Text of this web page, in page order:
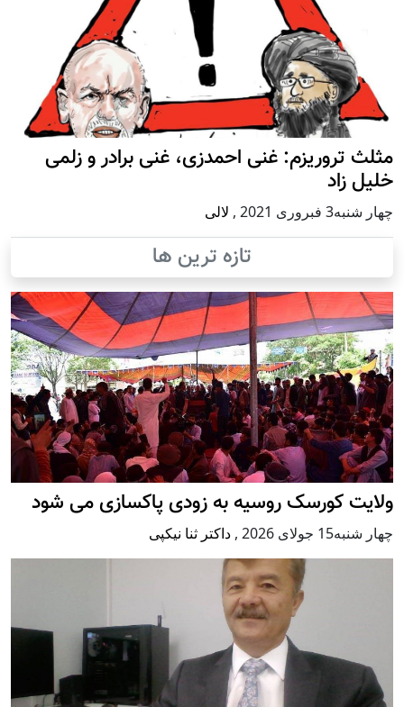
مثلث تروریزم: غنی احمدزی، غنی برادر و زلمی
خلیل زاد
چهار شنبه3 فبروری 2021 , لالی
تازه ترین ها
ولایت کورسک روسیه به زودی پاکسازی می شود
چهار شنبه15 جولای 2026 , داکتر ثنا نیکپی